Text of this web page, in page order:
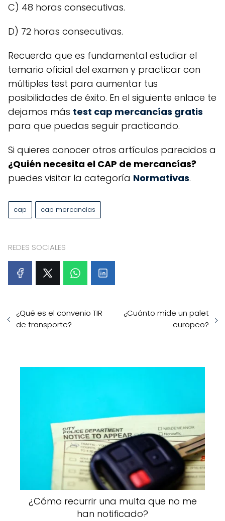
C) 48 horas consecutivas.
D) 72 horas consecutivas.
Recuerda que es fundamental estudiar el
temario oficial del examen y practicar con
múltiples test para aumentar tus
posibilidades de éxito. En el siguiente enlace te
dejamos más test cap mercancías gratis
para que puedas seguir practicando.
Si quieres conocer otros artículos parecidos a
¿Quién necesita el CAP de mercancías?
puedes visitar la categoría Normativas.
cap cap mercancías
REDES SOCIALES
¿Qué es el convenio TIR
de transporte?
¿Cuánto mide un palet
europeo?
¿Cómo recurrir una multa que no me
han notificado?